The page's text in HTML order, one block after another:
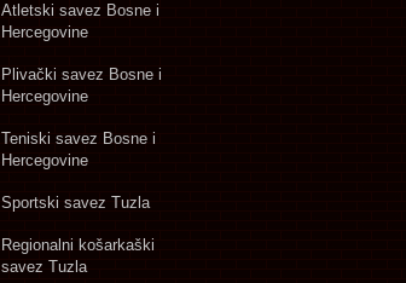
Atletski savez Bosne i
Hercegovine
Plivački savez Bosne i
Hercegovine
Teniski savez Bosne i
Hercegovine
Sportski savez Tuzla
Regionalni košarkaški
savez Tuzla